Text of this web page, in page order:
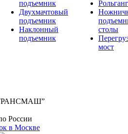
подъемник
Двухмачтовый
подъемник
Наклонный
подъемник
столы
мост
России
в Москве